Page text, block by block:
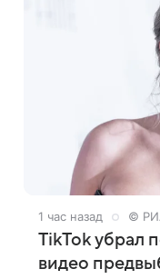
1 час назад ©
TikTok убрал
видео